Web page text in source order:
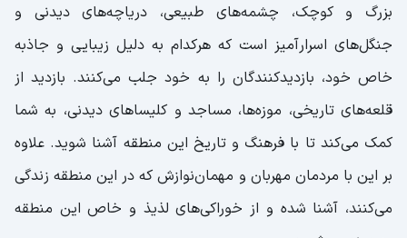
بزرگ و کوچک، چشمه‌های طبیعی، دریاچه‌های دیدنی و
جنگل‌های اسرارآمیز است که هرکدام به دلیل زیبایی و جاذبه
خاص خود، بازدیدکنندگان را به خود جلب می‌کنند. بازدید از
قلعه‌های تاریخی، موزه‌ها، مساجد و کلیساهای دیدنی، به شما
کمک می‌کند تا با فرهنگ و تاریخ این منطقه آشنا شوید. علاوه
بر این با مردمان مهربان و مهمان‌نوازش که در این منطقه زندگی
می‌کنند، آشنا شده و از خوراکی‌های لذیذ و خاص این منطقه